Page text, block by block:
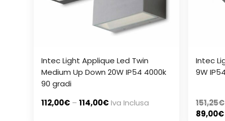
Intec Light Applique Led Twin
Medium Up Down 20W IP54 4000k
90 gradi
112,00€ – 114,00€Iva Inclusa
Intec
9W
151,25€
89,00€